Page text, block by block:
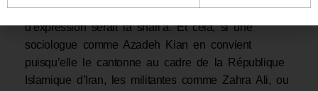
que dans une société dont le seul cadre
d’expression serait la shari’a. Et cela, si une
sociologue comme Azadeh Kian en convient
puisqu’elle le cantonne au cadre de la République
Islamique d’Iran, les militantes comme Zahra Ali, ou